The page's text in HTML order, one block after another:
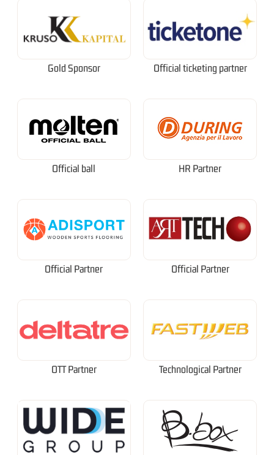
Gold Sponsor Official ticketing partner
Official ball HR Partner
Official Partner Official Partner
OTT Partner Technological Partner